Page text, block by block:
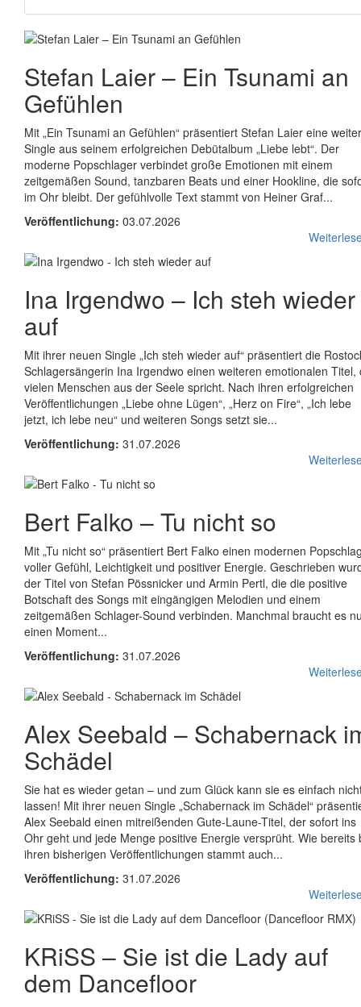
Stefan Laier– Ein Tsunami an
Gefühlen
Mit „Ein Tsunami an Gefühlen“ präsentiert Stefan Laier eine
Single aus seinem erfolgreichen Debütalbum „Liebe lebt“. Der
moderne Popschlager verbindet große Emotionen mit einem
zeitgemäßen Sound, tanzbaren Beats und einer Hookline, die
im Ohr bleibt. Der gefühlvolle Text stammt von Heiner Graf...
Veröffentlichung: 03.07.2026
Ina Irgendwo – Ich steh wieder
auf
Mit ihrer neuen Single „Ich steh wieder auf“ präsentiert die
Schlagersängerin Ina Irgendwo einen weiteren emotionalen Titel,
vielen Menschen aus der Seele spricht. Nach ihren erfolgreichen
Veröffentlichungen „Liebe ohne Lügen“, „Herz on Fire“, „Ich lebe
jetzt, ich lebe neu“ und weiteren Songs setzt sie...
Veröffentlichung: 31.07.2026
Bert Falko –Tu nicht so
Mit „Tu nicht so“ präsentiert Bert Falko einen modernen
voller Gefühl, Leichtigkeit und positiver Energie. Geschrieben
der Titel von Stefan Pössnicker und Armin Pertl, die die positive
Botschaft des Songs mit eingängigen Melodien und einem
zeitgemäßen Schlager-Sound verbinden. Manchmal braucht es
einen Moment...
Veröffentlichung: 31.07.2026
Alex Seebald – Schabernack
Schädel
Sie hat es wieder getan – und zum Glück kann sie es einfach
lassen! Mit ihrer neuen Single „Schabernack im Schädel“
Alex Seebald einen mitreißenden Gute-Laune-Titel, der sofort ins
Ohr geht und jede Menge positive Energie versprüht. Wie bereits
ihren bisherigen Veröffentlichungen stammt auch...
Veröffentlichung: 31.07.2026
KRiSS – Sie ist die Lady auf
dem Dancefloor